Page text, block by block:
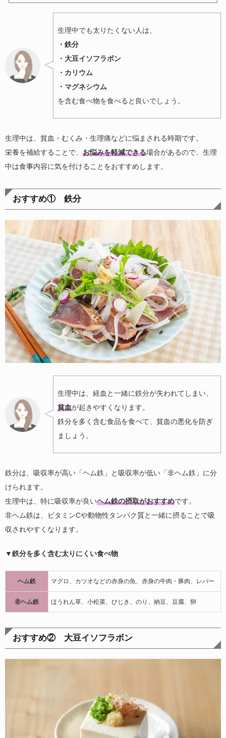
生理中でも太りたくない人は、
・鉄分
・大豆イソフラボン
・カリウム
・マグネシウム
を含む食べ物を食べると良いでしょう。
生理中は、貧血・むくみ・生理痛などに悩まされる時期です。
栄養を補給することで、 お悩みを軽減できる場合があるので、生理
中は食事内容に気を付けることをおすすめします。
おすすめ① 鉄分
生理中は、経血と一緒に鉄分が失われてしまい、
貧血が起きやすくなります。
鉄分を多く含む食品を食べて、貧血の悪化を防ぎ
ましょう。
鉄分は、吸収率が高い「ヘム鉄」と吸収率が低い「非ヘム鉄」に分
けられます。
生理中は、特に吸収率が良いヘム鉄の摂取がおすすめです。
非ヘム鉄は、ビタミンCや動物性タンパク質と一緒に摂ることで吸
収されやすくなります。
▼鉄分を多く含む太りにくい食べ物
ヘム鉄 マグロ、カツオなどの赤身の魚、赤身の牛肉・豚肉、レバー
非ヘム鉄 ほうれん草、小松菜、ひじき、のり、納豆、豆腐、卵
おすすめ② 大豆イソフラボン